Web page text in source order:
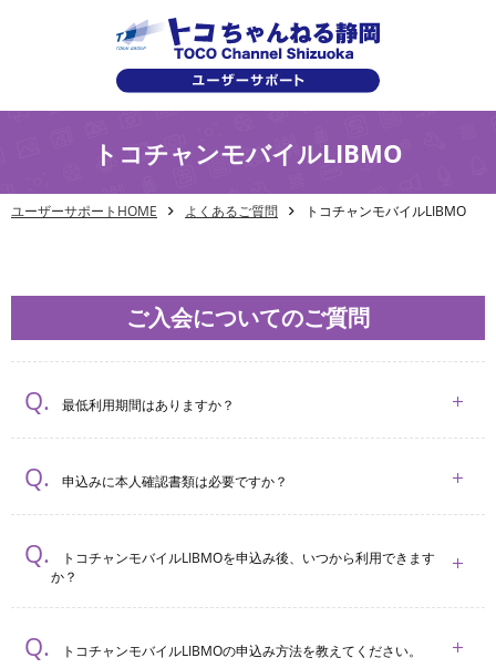
トコチャンモバイルLIBMO
ユーザーサポートHOME よくあるご質問 トコチャンモバイルLIBMO
ご入会についてのご質問
最低利用期間はありますか？
申込みに本人確認書類は必要ですか？
トコチャンモバイルLIBMOを申込み後、いつから利用できます
か？
トコチャンモバイルLIBMOの申込み方法を教えてください。